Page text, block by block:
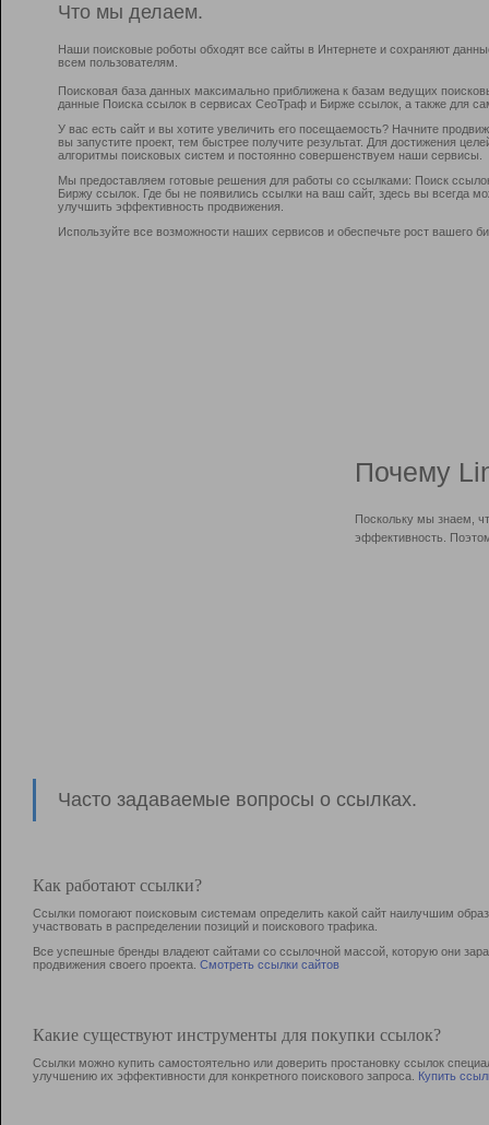
Что мы делаем.
Наши поисковые роботы обходят все сайты в Интернете и сохраняют
всем пользователям.
Поисковая база данных максимально приближена к базам ведущих
данные Поиска ссылок в сервисах СеоТраф и Бирже ссылок, а также для
У вас есть сайт и вы хотите увеличить его посещаемость? Начните
вы запустите проект, тем быстрее получите результат. Для достижения
алгоритмы поисковых систем и постоянно совершенствуем наши сервисы.
Мы предоставляем готовые решения для работы со ссылками: Поиск
Биржу ссылок. Где бы не появились ссылки на ваш сайт, здесь вы всегда
улучшить эффективность продвижения.
Используйте все возможности наших сервисов и обеспечьте рост вашего
Почему
Поскольку мы знаем,
эффективность.
Часто задаваемые вопросы о ссылках.
Как работают ссылки?
Ссылки помогают поисковым системам определить какой сайт наилучшим
участвовать в раcпределении позиций и поискового трафика.
Все успешные бренды владеют сайтами со ссылочной массой, которую они
продвижения своего проекта. Смотреть ссылки сайтов
Какие существуют инструменты для покупки ссылок?
Ссылки можно купить самостоятельно или доверить простановку ссылок
улучшению их эффективности для конкретного поискового запроса. Купить